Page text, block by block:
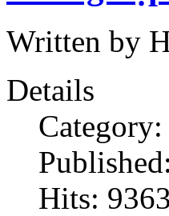
Written by
Details
Category:
Hits: